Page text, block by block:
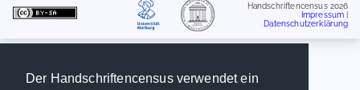
Der Handschriftencensus verwendet ein
Handschriftencensus 2026
Impressum
Datenschutzerklärung